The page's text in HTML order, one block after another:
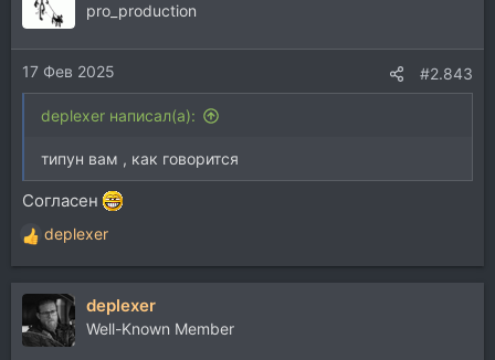
и
и
:
pro_production
17 Фев 2025 #2.843
deplexer написал(а):
типун вам , как говорится
Согласен
Р
е
а
ц
и
deplexer
deplexer
Well-Known Member